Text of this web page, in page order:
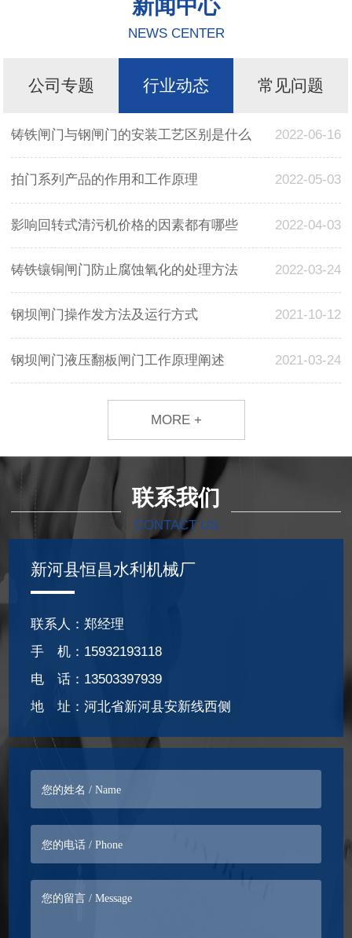
新闻中心
NEWS CENTER
公司专题 行业动态 常见问题
铸铁闸门与钢闸门的安装工艺区别是什么 2022-06-16
拍门系列产品的作用和工作原理 2022-05-03
影响回转式清污机价格的因素都有哪些 2022-04-03
铸铁镶铜闸门防止腐蚀氧化的处理方法 2022-03-24
钢坝闸门操作发方法及运行方式 2021-10-12
钢坝闸门液压翻板闸门工作原理阐述 2021-03-24
MORE +
联系我们
CONTACT US
新河县恒昌水利机械厂
联系人：郑经理
手 机：15932193118
电 话：13503397939
地 址：河北省新河县安新线西侧